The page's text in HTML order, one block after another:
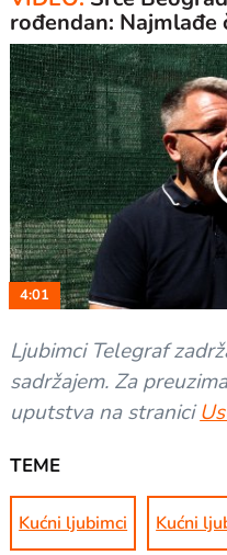
rođendan: Najmlađe
4:01
Ljubimci Telegraf
sadržajem. Za
uputstva na stranici
TEME
Kućni ljubimci Kućni